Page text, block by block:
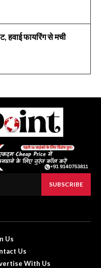
हवाई फायरिंग से मची
SUBSCRIBE
Us
Us
With Us